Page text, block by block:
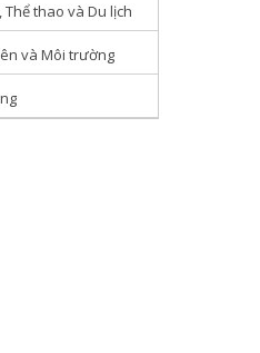
thao và Du lịch
và Môi trường